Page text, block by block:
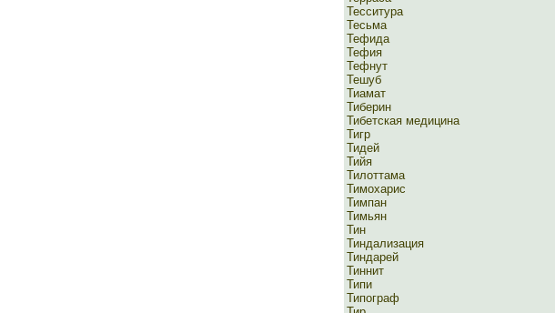
Тесситура
Тесьма
Тефида
Тефия
Тефнут
Тешуб
Тиамат
Тиберин
Тибетская медицина
Тигр
Тидей
Тийя
Тилоттама
Тимохарис
Тимпан
Тимьян
Тин
Тиндализация
Тиндарей
Тиннит
Типи
Типограф